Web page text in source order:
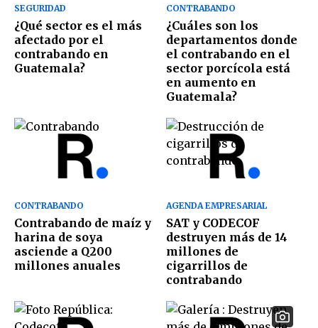
SEGURIDAD
¿Qué sector es el más
afectado por el
contrabando en
Guatemala?
CONTRABANDO
¿Cuáles son los
departamentos donde
el contrabando en el
sector porcícola está
en aumento en
Guatemala?
CONTRABANDO
Contrabando de maíz y
harina de soya
asciende a Q200
millones anuales
AGENDA EMPRESARIAL
SAT y CODECOF
destruyen más de 14
millones de
cigarrillos de
contrabando